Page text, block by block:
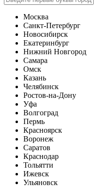
Москва
Санкт-Петербург
Новосибирск
Екатеринбург
Нижний Новгород
Самара
Омск
Казань
Челябинск
Ростов-на-Дону
Уфа
Волгоград
Пермь
Красноярск
Воронеж
Саратов
Краснодар
Тольятти
Ижевск
Ульяновск